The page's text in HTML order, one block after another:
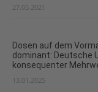
27.05.2021
Dosen auf dem
dominant: Deutsche
konsequenter
13.01.2025